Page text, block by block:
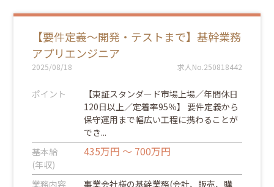
【要件定義～開発・テストまで】基幹業務
アプリエンジニア
2025/08/18 求人No.250818442
ポイント
【東証スタンダード市場上場／年間休日
120日以上／定着率95％】 要件定義から
保守運用まで幅広い工程に携わることが
でき...
基本給
(年収)
435万円 ～ 700万円
業務内容
事業会社様の基幹業務(会計、販売、購